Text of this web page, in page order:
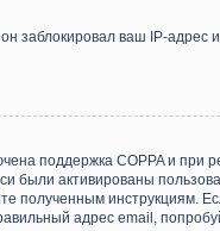
заблокировал ваш IP-
поддержка COPPA и при
были активированы
полученным инструкциям.
адрес email,